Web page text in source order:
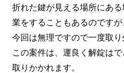
折れた鍵が見える場所にあ
業をすることもあるのですが
今回は無理ですので一度取り
この案件は、運良く解錠は
取りかかれます。